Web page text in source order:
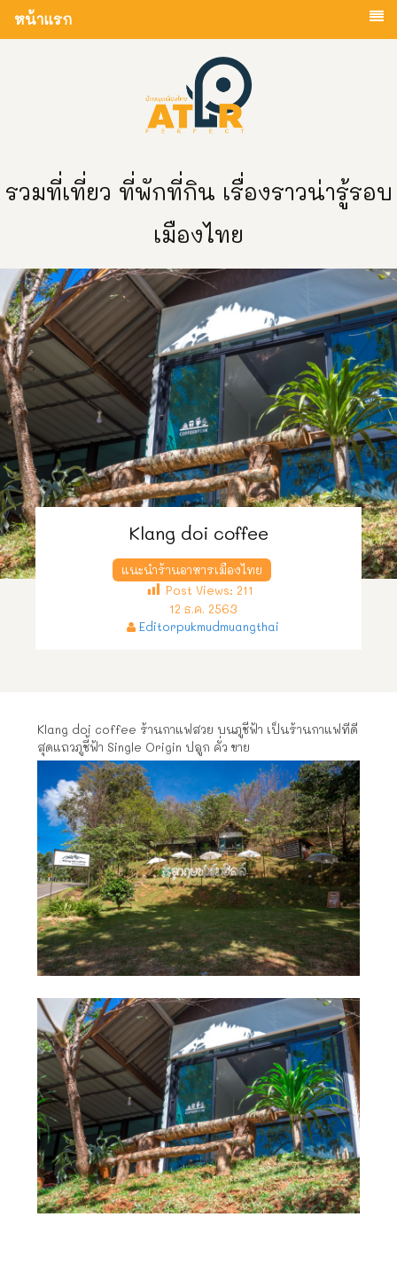
หน้าแรก
รวมที่เที่ยว ที่พักที่กิน เรื่องราวน่ารู้รอบ
เมืองไทย
Klang doi coffee
แนะนำร้านอาหารเมืองไทย
Post Views: 211
12 ธ.ค. 2563
Editorpukmudmuangthai
Klang doi coffee ร้านกาแฟสวย บนภูชี้ฟ้า เป็นร้านกาแฟที่ดี
สุดแถวภูชี้ฟ้า Single Origin ปลูก คั่ว ขาย